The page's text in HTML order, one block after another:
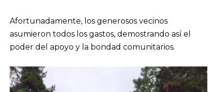
Afortunadamente, los generosos vecinos
asumieron todos los gastos, demostrando así el
poder del apoyo y la bondad comunitarios.